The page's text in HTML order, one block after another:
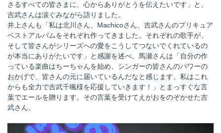
さるすべての皆さまに、心からありがとうを伝えたいです」と、
吉武さんは涙ぐみながら語りました。
井上さんも「私は北川さん、Machicoさん、吉武さんのプリキュア
ベストアルバムをそれぞれ作ってきました。それぞれの歌手が、
そして皆さんがシリーズへの愛をこうしてつないでくれているの
が本当にありがたいです」と感謝を述べ、馬瀬さんは「自分の作
っている楽曲はちーちゃんを始め、シンガーの皆さんのパワーの
おかげで、皆さんの元に届いているんだなと感じます。私はこれ
からも全力で吉武千颯様を応援していきます！」とまっすぐな言
葉でエールを贈ります。その言葉を受けてえがおをのぞかせた吉
武さん。